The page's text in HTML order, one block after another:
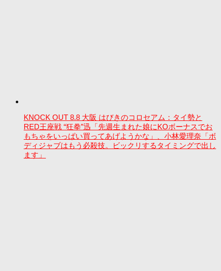
KNOCK OUT 8.8 大阪 はびきのコロセアム：タイ勢と
RED王座戦 “狂拳”迅「先週生まれた娘にKOボーナスでお
もちゃをいっぱい買ってあげようかな」、小林愛理奈「ボ
ディジャブはもう必殺技。ビックリするタイミングで出し
ます」